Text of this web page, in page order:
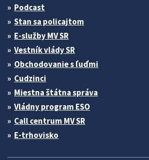
Podcast
Stan sa policajtom
E-služby MV SR
Vestník vlády SR
Obchodovanie s ľuďmi
Cudzinci
Miestna štátna správa
Vládny program ESO
Call centrum MV SR
E-trhovisko